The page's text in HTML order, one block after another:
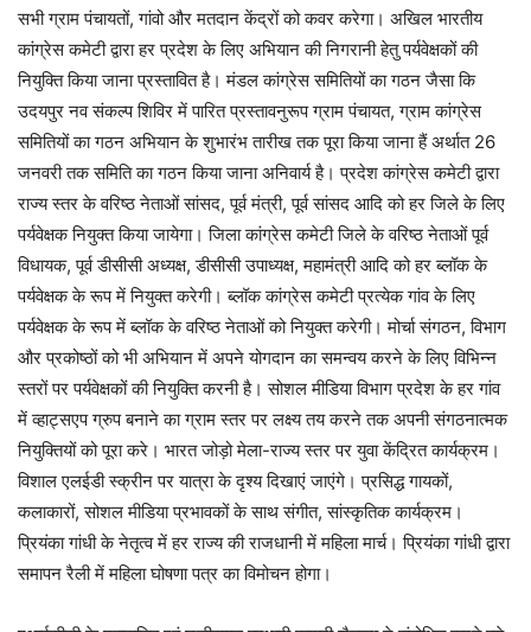
सभी ग्राम पंचायतों, गांवो और मतदान केंद्रों को कवर करेगा। अखिल भारतीय
कांग्रेस कमेटी द्वारा हर प्रदेश के लिए अभियान की निगरानी हेतु पर्यवेक्षकों की
नियुक्ति किया जाना प्रस्तावित है। मंडल कांग्रेस समितियों का गठन जैसा कि
उदयपुर नव संकल्प शिविर में पारित प्रस्तावनुरूप ग्राम पंचायत, ग्राम कांग्रेस
समितियों का गठन अभियान के शुभारंभ तारीख तक पूरा किया जाना हैं अर्थात 26
जनवरी तक समिति का गठन किया जाना अनिवार्य है। प्रदेश कांग्रेस कमेटी द्वारा
राज्य स्तर के वरिष्ठ नेताओं सांसद, पूर्व मंत्री, पूर्व सांसद आदि को हर जिले के लिए
पर्यवेक्षक नियुक्त किया जायेगा। जिला कांग्रेस कमेटी जिले के वरिष्ठ नेताओं पूर्व
विधायक, पूर्व डीसीसी अध्यक्ष, डीसीसी उपाध्यक्ष, महामंत्री आदि को हर ब्लॉक के
पर्यवेक्षक के रूप में नियुक्त करेगी। ब्लॉक कांग्रेस कमेटी प्रत्येक गांव के लिए
पर्यवेक्षक के रूप में ब्लॉक के वरिष्ठ नेताओं को नियुक्त करेगी। मोर्चा संगठन, विभाग
और प्रकोष्ठों को भी अभियान में अपने योगदान का समन्वय करने के लिए विभिन्न
स्तरों पर पर्यवेक्षकों की नियुक्ति करनी है। सोशल मीडिया विभाग प्रदेश के हर गांव
में व्हाट्सएप ग्रुप बनाने का ग्राम स्तर पर लक्ष्य तय करने तक अपनी संगठनात्मक
नियुक्तियों को पूरा करे। भारत जोड़ो मेला-राज्य स्तर पर युवा केंद्रित कार्यक्रम।
विशाल एलईडी स्क्रीन पर यात्रा के दृश्य दिखाएं जाएंगे। प्रसिद्ध गायकों,
कलाकारों, सोशल मीडिया प्रभावकों के साथ संगीत, सांस्कृतिक कार्यक्रम।
प्रियंका गांधी के नेतृत्व में हर राज्य की राजधानी में महिला मार्च। प्रियंका गांधी द्वारा
समापन रैली में महिला घोषणा पत्र का विमोचन होगा।